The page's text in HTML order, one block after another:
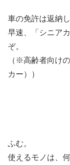
車の免許は返納し
早速、「シニア
ぞ。
（※高齢者向け
カー））
ふむ。
使えるモノは、